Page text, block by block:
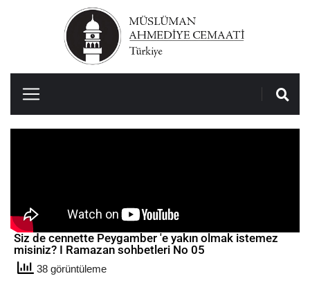
Siz de cennette Peygamber 'e yakın olmak istemez
misiniz? I Ramazan sohbetleri No 05
38 görüntüleme